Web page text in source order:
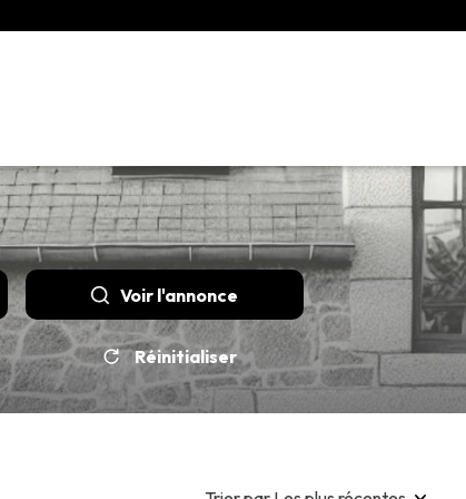
Voir l'annonce
Réinitialiser